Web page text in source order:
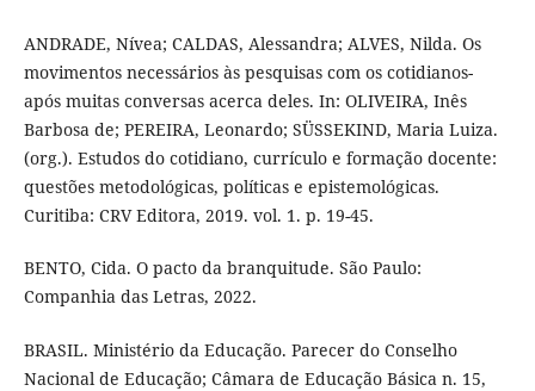
ANDRADE, Nívea; CALDAS, Alessandra; ALVES, Nilda. Os
movimentos necessários às pesquisas com os cotidianos-
após muitas conversas acerca deles. In: OLIVEIRA, Inês
Barbosa de; PEREIRA, Leonardo; SÜSSEKIND, Maria Luiza.
(org.). Estudos do cotidiano, currículo e formação docente:
questões metodológicas, políticas e epistemológicas.
Curitiba: CRV Editora, 2019. vol. 1. p. 19-45.
BENTO, Cida. O pacto da branquitude. São Paulo:
Companhia das Letras, 2022.
BRASIL. Ministério da Educação. Parecer do Conselho
Nacional de Educação; Câmara de Educação Básica n. 15,